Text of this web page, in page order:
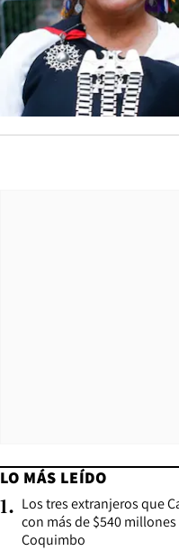
LO MÁS LEÍDO
1. Los tres extranjeros que
con más de $540
Coquimbo